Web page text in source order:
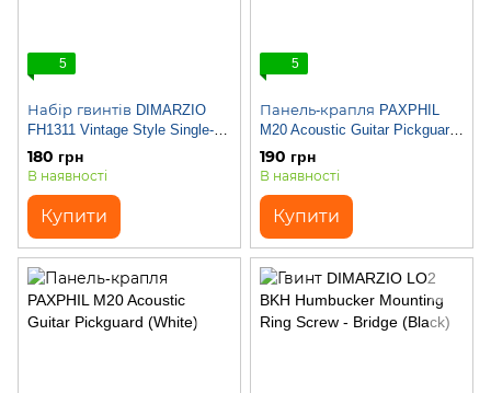
5
Набір гвинтів DIMARZIO
FH1311 Vintage Style Single-
coil Mounting Hardware Kit
(Chrome)
180 грн
В наявності
Купити
5
Панель-крапля PAXPHIL
M20 Acoustic Guitar Pickguard
(Black)
190 грн
В наявності
Купити